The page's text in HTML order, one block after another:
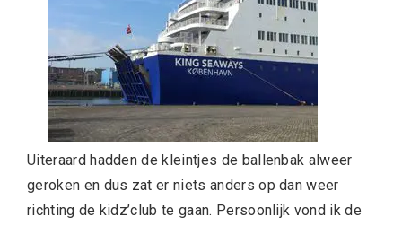
Uiteraard hadden de kleintjes de ballenbak alweer
geroken en dus zat er niets anders op dan weer
richting de kidz’club te gaan. Persoonlijk vond ik de